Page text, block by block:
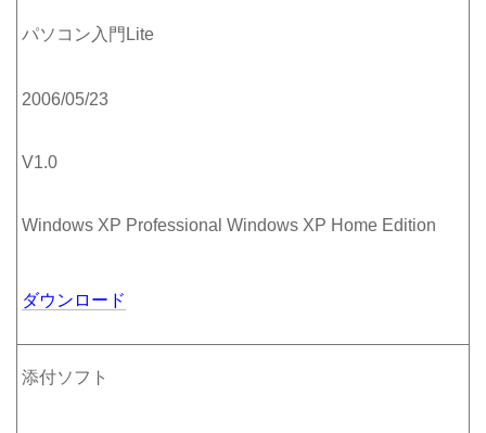
パソコン入門Lite
2006/05/23
V1.0
Windows XP Professional Windows XP Home Edition
ダウンロード
添付ソフト